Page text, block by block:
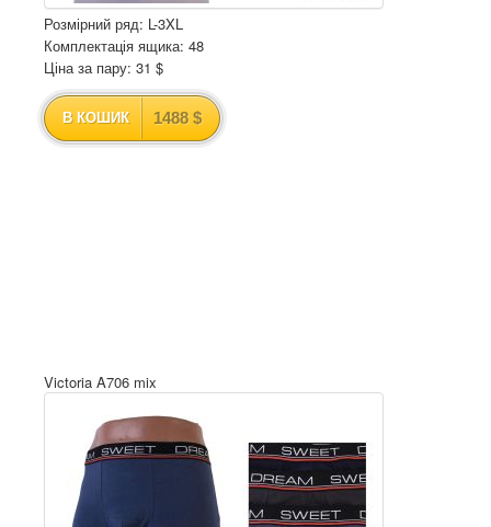
Розмірний ряд: L-3XL
Комплектація ящика: 48
Ціна за пару: 31 $
В КОШИК 1488 $
Victoria A706 mix